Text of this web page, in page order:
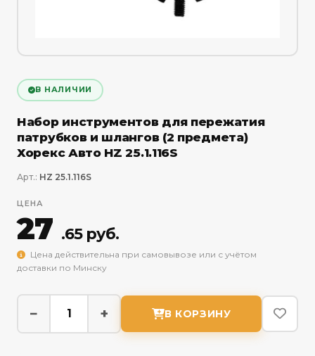
В НАЛИЧИИ
Набор инструментов для пережатия
патрубков и шлангов (2 предмета)
Хорекс Авто HZ 25.1.116S
Арт.: HZ 25.1.116S
ЦЕНА
27 .65 руб.
Цена действительна при самовывозе или с учётом
доставки по Минску
− + В КОРЗИНУ